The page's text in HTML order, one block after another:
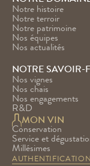
Notre histoire
Notre terroir
Notre patrimoine
Nos équipes
Nos actualités
NOTRE SAVOIR-
Nos vignes
Nos chais
Nos engagements
R&D
MON VIN
Conservation
Service et
Millésimes
AUTHENTIFICATION